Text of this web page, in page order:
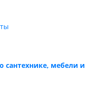
сантехнике, мебели и